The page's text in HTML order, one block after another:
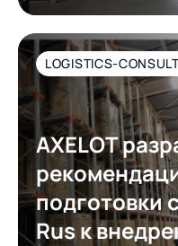
требования
LOGISTICS-
AXELOT
подготовки
Rus к